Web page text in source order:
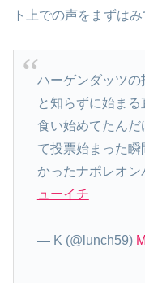
ト上での声をまずは
ハーゲンダッツの
と知らずに始ま
食い始めてたんだ
て投票始まった瞬
かったナポレオ
ューイチ
— K (@lunch59)